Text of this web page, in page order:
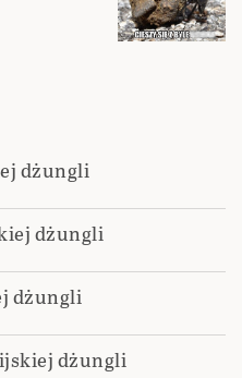
dżungli
dżungli
dżungli
dżungli